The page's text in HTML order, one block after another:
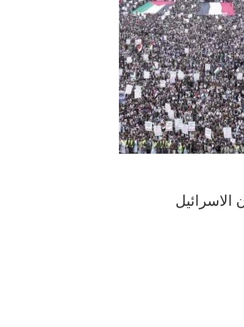
الاسرائيل